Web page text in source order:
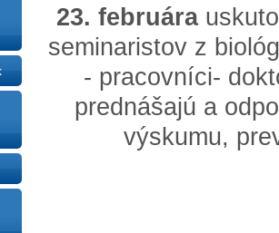
23. februára
seminaristov z
- pracovníci-
prednášajú a
výskumu,